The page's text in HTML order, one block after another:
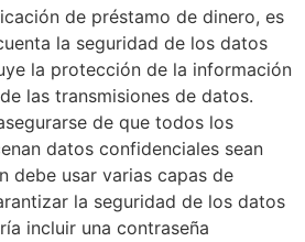
de préstamo de dinero, es
la seguridad de los datos
la protección de la información
las transmisiones de datos.
de que todos los
datos confidenciales sean
debe usar varias capas de
la seguridad de los datos
incluir una contraseña